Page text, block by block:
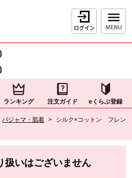
ログイン
ーです。
ップする
ランキング 注文ガイド eくらぶ登録
パジャマ・肌着 >
シルク×コットン フレン
扱いはございません